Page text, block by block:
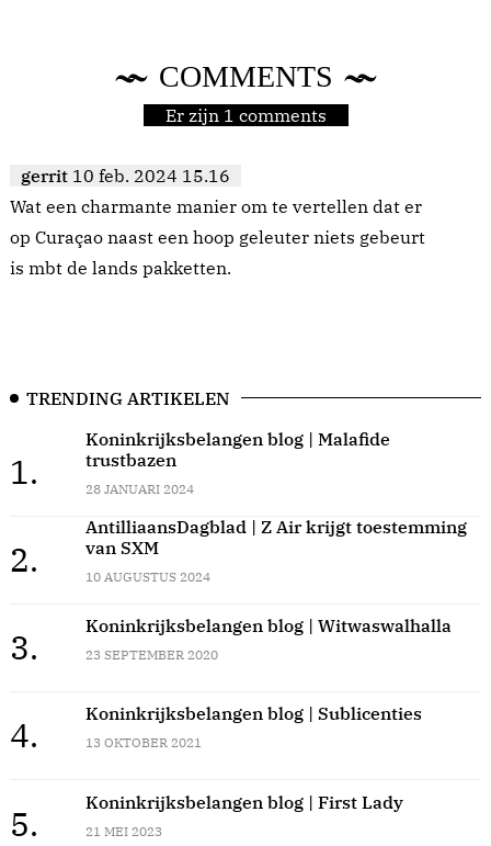
COMMENTS
Er zijn 1 comments
gerrit 10 feb. 2024 15.16
Wat een charmante manier om te vertellen dat er
op Curaçao naast een hoop geleuter niets gebeurt
is mbt de lands pakketten.
TRENDING ARTIKELEN
1.
Koninkrijksbelangen blog | Malafide
trustbazen
28 JANUARI 2024
2.
AntilliaansDagblad | Z Air krijgt toestemming
van SXM
10 AUGUSTUS 2024
3.
Koninkrijksbelangen blog | Witwaswalhalla
23 SEPTEMBER 2020
4.
Koninkrijksbelangen blog | Sublicenties
13 OKTOBER 2021
5.
Koninkrijksbelangen blog | First Lady
21 MEI 2023